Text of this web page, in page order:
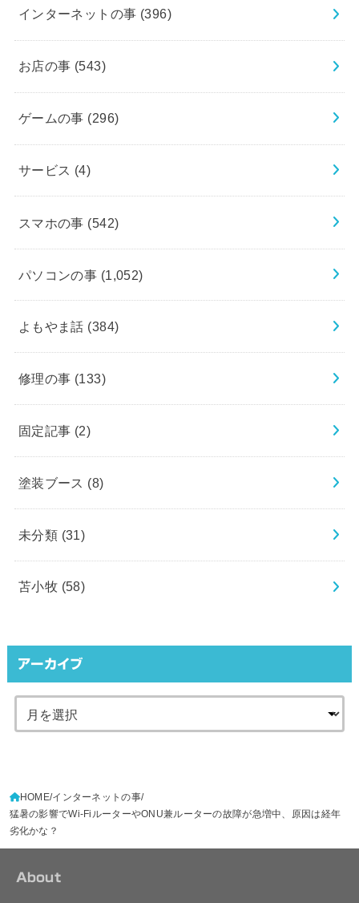
インターネットの事 (396)
お店の事 (543)
ゲームの事 (296)
サービス (4)
スマホの事 (542)
パソコンの事 (1,052)
よもやま話 (384)
修理の事 (133)
固定記事 (2)
塗装ブース (8)
未分類 (31)
苫小牧 (58)
アーカイブ
HOME インターネットの事
猛暑の影響でWi-FiルーターやONU兼ルーターの故障が急増中、原因は経年
劣化かな？
About